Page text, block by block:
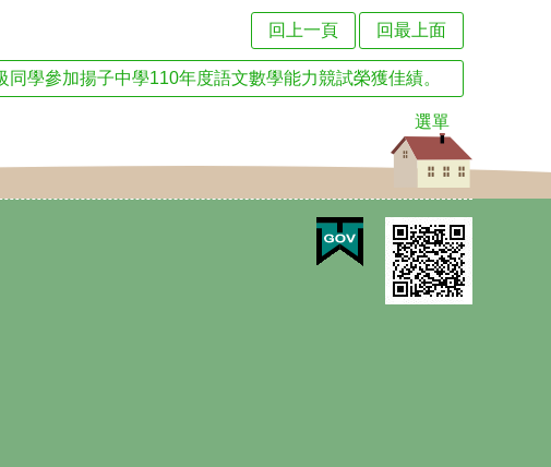
回上一頁 回最上面
同學參加揚子中學110年度語文數學能力競試榮獲佳績。
選單